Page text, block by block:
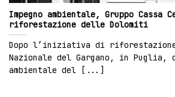
Impegno ambientale, Gruppo Cassa
riforestazione delle Dolomiti
Dopo l’iniziativa di
Nazionale del Gargano, in Puglia,
ambientale del [...]